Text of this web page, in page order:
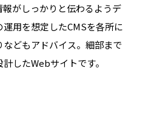
がしっかりと伝わるようデ
用を想定したCMSを各所に
どもアドバイス。細部まで
したWebサイトです。